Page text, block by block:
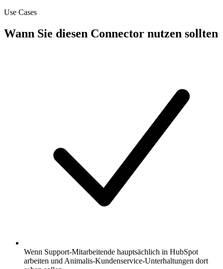
Use Cases
Wann Sie diesen Connector nutzen sollten
Wenn Support-Mitarbeitende hauptsächlich in HubSpot
arbeiten und Animalis-Kundenservice-Unterhaltungen dort